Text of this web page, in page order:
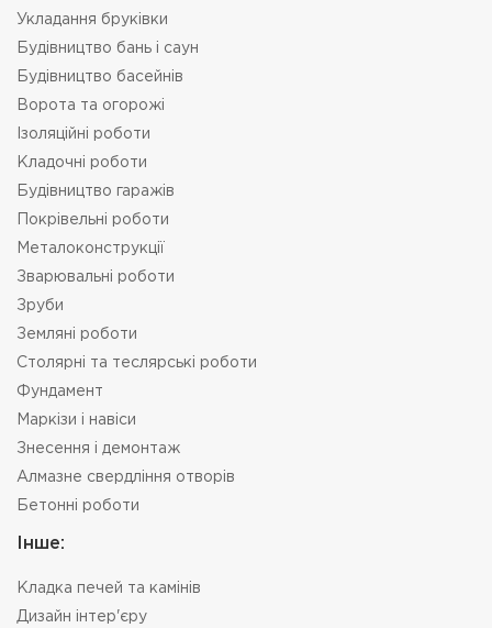
Укладання бруківки
Будівництво бань і саун
Будівництво басейнів
Ворота та огорожі
Ізоляційні роботи
Кладочні роботи
Будівництво гаражів
Покрівельні роботи
Металоконструкції
Зварювальні роботи
Зруби
Земляні роботи
Столярні та теслярські роботи
Фундамент
Маркізи і навіси
Знесення і демонтаж
Алмазне свердління отворів
Бетонні роботи
Інше:
Кладка печей та камінів
Дизайн інтер'єру